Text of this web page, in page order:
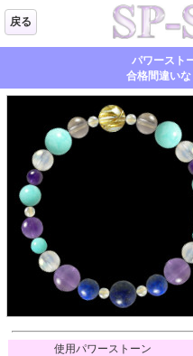
戻る
パワースト
合格間違い
使用パワーストーン